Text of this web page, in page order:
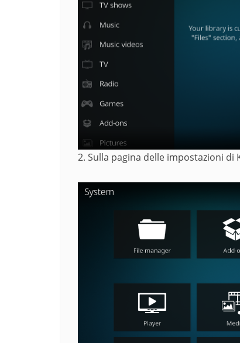
2. Sulla pagina delle impostazioni di